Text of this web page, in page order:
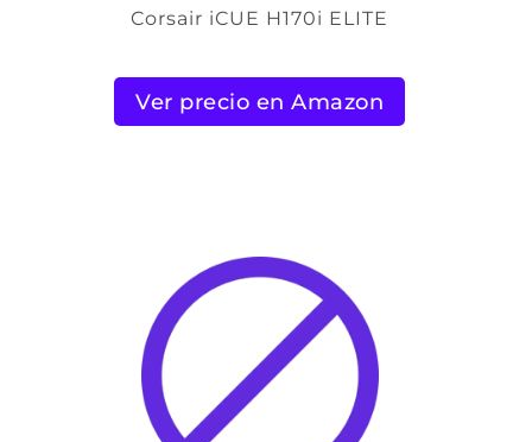
Corsair iCUE H170i ELITE
Ver precio en Amazon